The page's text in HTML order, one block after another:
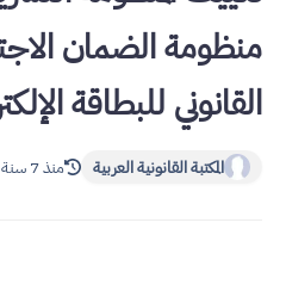
منظومة الضمان
القانوني للبطاقة
المكتبة القانونية العربية منذ 7 سنة